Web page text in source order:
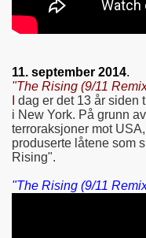
11. september 2014.
"The Rising (9/11
dag er det 13 år siden
i New York. På grunn
terroraksjoner mot
produserte låtene som
Rising".
"The Rising (9/11